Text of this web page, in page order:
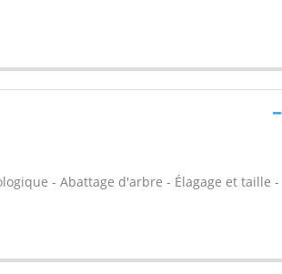
- Abattage d'arbre - Élagage et taille -